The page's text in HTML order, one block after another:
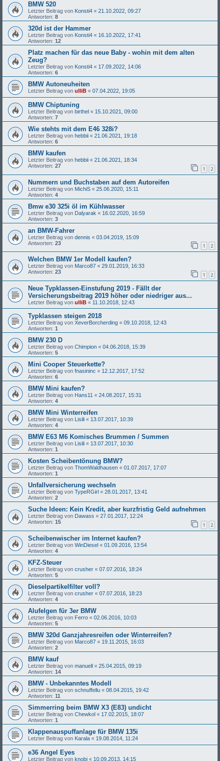
BMW 520
Letzter Beitrag von Konsti4 « 21.10.2022, 09:27
Antworten: 8
320d ist der Hammer
Letzter Beitrag von Konsti4 « 16.10.2022, 17:41
Antworten: 12
Platz machen für das neue Baby - wohin mit dem alten
Zeug?
Letzter Beitrag von Konsti4 « 17.09.2022, 14:06
Antworten: 6
BMW Autoneuheiten
Letzter Beitrag von ulliB « 07.04.2022, 19:05
BMW Chiptuning
Letzter Beitrag von birthel « 15.10.2021, 09:00
Antworten: 7
Wie stehts mit dem E46 328i?
Letzter Beitrag von hebbii « 21.06.2021, 19:18
Antworten: 6
BMW kaufen
Letzter Beitrag von hebbii « 21.06.2021, 18:34
Antworten: 27 1 2
Nummern und Buchstaben auf dem Autoreifen
Letzter Beitrag von MichiS « 25.06.2020, 15:11
Antworten: 4
Bmw e30 325i öl im Kühlwasser
Letzter Beitrag von Dalyarak « 16.02.2020, 16:59
Antworten: 3
an BMW-Fahrer
Letzter Beitrag von dennis « 03.04.2019, 15:09
Antworten: 23 1 2
Welchen BMW 1er Modell kaufen?
Letzter Beitrag von Marco87 « 29.01.2019, 16:33
Antworten: 23 1 2
Neue Typklassen-Einstufung 2019 - Fällt der
Versicherungsbeitrag 2019 höher oder niedriger aus...
Letzter Beitrag von ulliB « 11.10.2018, 12:43
Typklassen steigen 2018
Letzter Beitrag von XeverBorcherding « 09.10.2018, 12:43
Antworten: 1
BMW 230 D
Letzter Beitrag von Chimpion « 04.06.2018, 15:39
Antworten: 5
Mini Cooper Steuerkette?
Letzter Beitrag von fnasininc « 12.12.2017, 17:52
Antworten: 6
BMW Mini kaufen?
Letzter Beitrag von Hans11 « 24.08.2017, 15:31
Antworten: 4
BMW Mini Winterreifen
Letzter Beitrag von Lisili « 13.07.2017, 10:39
Antworten: 4
BMW E63 M6 Komisches Brummen / Summen
Letzter Beitrag von Lisili « 13.07.2017, 10:30
Antworten: 1
Kosten Scheibentönung BMW?
Letzter Beitrag von ThomWaldhausen « 01.07.2017, 17:07
Antworten: 1
Unfallversicherung wechseln
Letzter Beitrag von TypeRGirl « 28.01.2017, 13:41
Antworten: 2
Suche Ideen: Kein Kredit, aber kurzfristig Geld aufnehmen
Letzter Beitrag von Dawass « 27.01.2017, 12:24
Antworten: 15 1 2
Scheibenwischer im Internet kaufen?
Letzter Beitrag von WinDiesel « 01.09.2016, 13:54
Antworten: 4
KFZ-Steuer
Letzter Beitrag von crusher « 07.07.2016, 18:24
Antworten: 5
Dieselpartikelfilter voll?
Letzter Beitrag von crusher « 07.07.2016, 18:23
Antworten: 4
Alufelgen für 3er BMW
Letzter Beitrag von Ferro « 02.06.2016, 10:03
Antworten: 5
BMW 320d Ganzjahresreifen oder Winterreifen?
Letzter Beitrag von Marco87 « 19.11.2015, 16:03
Antworten: 2
BMW kauf
Letzter Beitrag von manuell « 25.04.2015, 09:19
Antworten: 14
BMW - Unbekanntes Modell
Letzter Beitrag von schnuffellu « 08.04.2015, 19:42
Antworten: 11
Simmerring beim BMW X3 (E83) undicht
Letzter Beitrag von Chewkol « 17.02.2015, 18:07
Antworten: 1
Klappenauspuffanlage für BMW 135i
Letzter Beitrag von Karala « 19.08.2014, 11:24
e36 Angel Eyes
Letzter Beitrag von knobi « 10.09.2013, 14:15